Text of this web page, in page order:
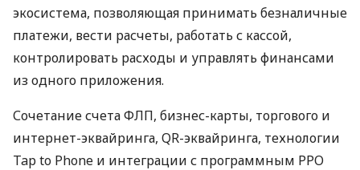
экосистема, позволяющая принимать безналичные
платежи, вести расчеты, работать с кассой,
контролировать расходы и управлять финансами
из одного приложения.
Сочетание счета ФЛП, бизнес-карты, торгового и
интернет-эквайринга, QR-эквайринга, технологии
Tap to Phone и интеграции с программным РРО